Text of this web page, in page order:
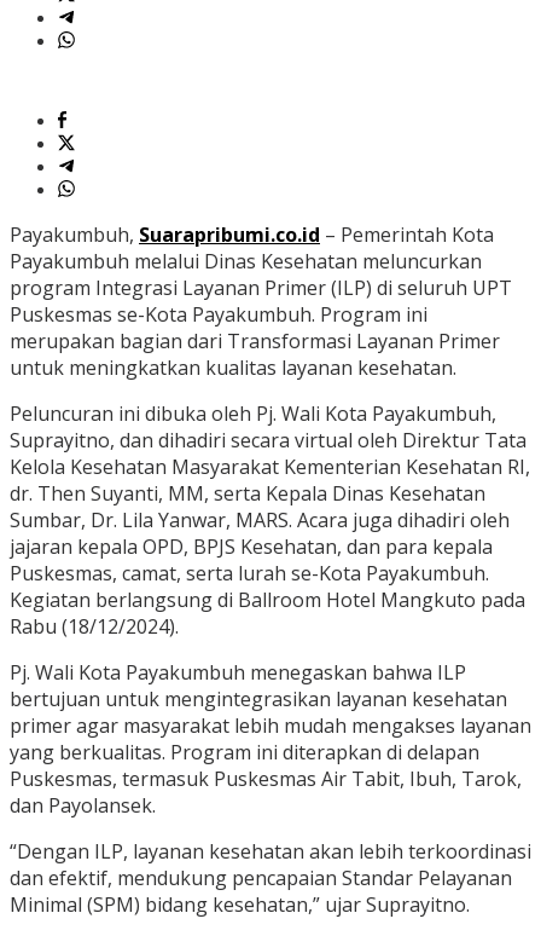
Payakumbuh, Suarapribumi.co.id – Pemerintah Kota
Payakumbuh melalui Dinas Kesehatan meluncurkan
program Integrasi Layanan Primer (ILP) di seluruh UPT
Puskesmas se-Kota Payakumbuh. Program ini
merupakan bagian dari Transformasi Layanan Primer
untuk meningkatkan kualitas layanan kesehatan.
Peluncuran ini dibuka oleh Pj. Wali Kota Payakumbuh,
Suprayitno, dan dihadiri secara virtual oleh Direktur Tata
Kelola Kesehatan Masyarakat Kementerian Kesehatan RI,
dr. Then Suyanti, MM, serta Kepala Dinas Kesehatan
Sumbar, Dr. Lila Yanwar, MARS. Acara juga dihadiri oleh
jajaran kepala OPD, BPJS Kesehatan, dan para kepala
Puskesmas, camat, serta lurah se-Kota Payakumbuh.
Kegiatan berlangsung di Ballroom Hotel Mangkuto pada
Rabu (18/12/2024).
Pj. Wali Kota Payakumbuh menegaskan bahwa ILP
bertujuan untuk mengintegrasikan layanan kesehatan
primer agar masyarakat lebih mudah mengakses layanan
yang berkualitas. Program ini diterapkan di delapan
Puskesmas, termasuk Puskesmas Air Tabit, Ibuh, Tarok,
dan Payolansek.
“Dengan ILP, layanan kesehatan akan lebih terkoordinasi
dan efektif, mendukung pencapaian Standar Pelayanan
Minimal (SPM) bidang kesehatan,” ujar Suprayitno.